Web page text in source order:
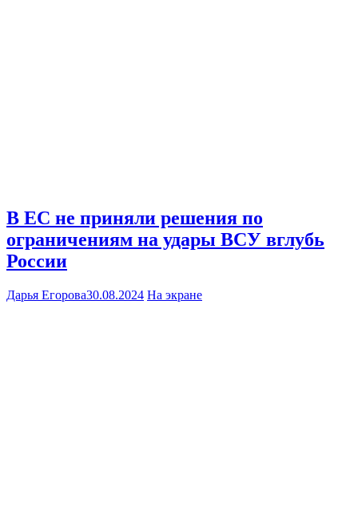
В ЕС не приняли решения по
ограничениям на удары ВСУ вглубь
России
Дарья Егорова30.08.2024 На экране